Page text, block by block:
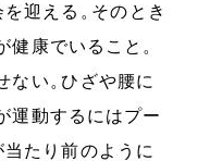
迎える 。そのとき
健康でいること 。
ない 。ひざや腰に
運動するにはプー
当たり前のように